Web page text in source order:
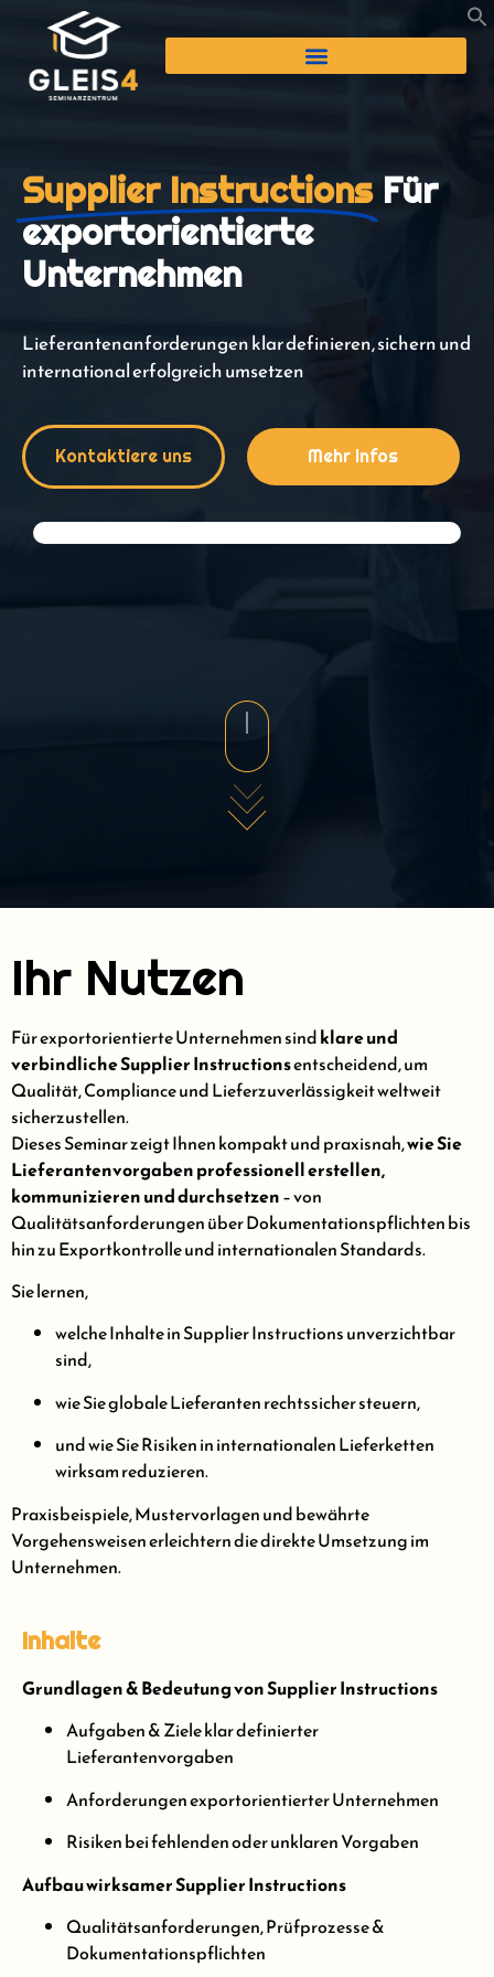
Supplier Instructions Für
exportorientierte
Unternehmen
Lieferantenanforderungen klar definieren, sichern und
international erfolgreich umsetzen
Mehr Infos
Kontaktiere uns
Ihr Nutzen
Für exportorientierte Unternehmen sindklare und
verbindliche Supplier Instructionsentscheidend, um
Qualität, Compliance und Lieferzuverlässigkeit weltweit
sicherzustellen.
Dieses Seminar zeigt Ihnen kompakt und praxisnah,wie Sie
Lieferantenvorgaben professionell erstellen,
kommunizieren und durchsetzen– von
Qualitätsanforderungen über Dokumentationspflichten bis
hin zu Exportkontrolle und internationalen Standards.
Sie lernen,
welche Inhalte in Supplier Instructions unverzichtbar
sind,
wie Sie globale Lieferanten rechtssicher steuern,
und wie Sie Risiken in internationalen Lieferketten
wirksam reduzieren.
Praxisbeispiele, Mustervorlagen und bewährte
Vorgehensweisen erleichtern die direkte Umsetzung im
Unternehmen.
Inhalte
Grundlagen & Bedeutung von Supplier Instructions
Aufgaben & Ziele klar definierter
Lieferantenvorgaben
Anforderungen exportorientierter Unternehmen
Risiken bei fehlenden oder unklaren Vorgaben
Aufbau wirksamer Supplier Instructions
Qualitätsanforderungen, Prüfprozesse &
Dokumentationspflichten